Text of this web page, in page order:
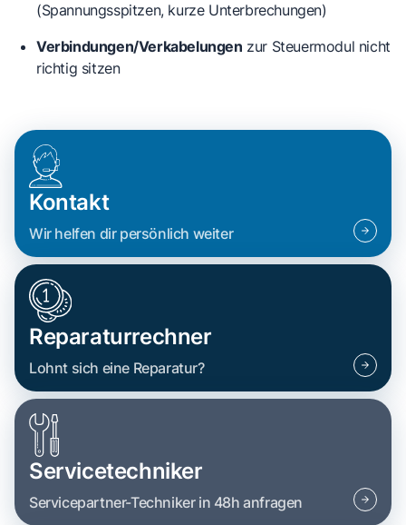
(Spannungsspitzen, kurze Unterbrechungen)
Verbindungen/Verkabelungen zur Steuermodul nicht
richtig sitzen
Kontakt
Wir helfen dir persönlich weiter
Reparaturrechner
Lohnt sich eine Reparatur?
Servicetechniker
Servicepartner-Techniker in 48h anfragen